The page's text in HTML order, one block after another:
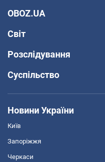
OBOZ.UA
Світ
Розслідування
Суспільство
Новини України
Київ
Запоріжжя
Черкаси